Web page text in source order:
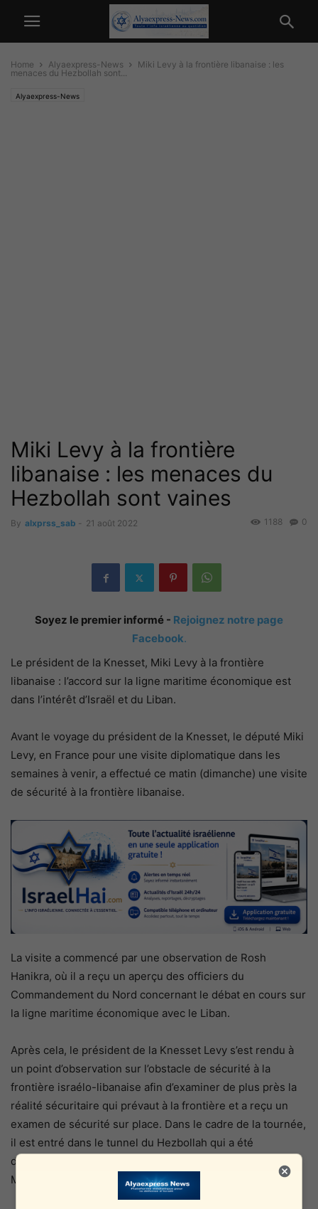
Home Alyaexpress-News
Miki Levy à la frontière libanaise : les
menaces du Hezbollah sont...
Alyaexpress-News
Miki Levy à la frontière
libanaise : les menaces du
Hezbollah sont vaines
By alxprss_sab - 21 août 2022 0
1188
Soyez le premier informé - Rejoignez notre page
Facebook.
Le président de la Knesset, Miki Levy à la frontière
libanaise : l’accord sur la ligne maritime économique est
dans l’intérêt d’Israël et du Liban.
Avant le voyage du président de la Knesset, le député Miki
Levy, en France pour une visite diplomatique dans les
semaines à venir, a effectué ce matin (dimanche) une visite
de sécurité à la frontière libanaise.
La visite a commencé par une observation de Rosh
Hanikra, où il a reçu un aperçu des officiers du
Commandement du Nord concernant le débat en cours sur
la ligne maritime économique avec le Liban.
Après cela, le président de la Knesset Levy s’est rendu à
un point d’observation sur l’obstacle de sécurité à la
frontière israélo-libanaise afin d’examiner de plus près la
réalité sécuritaire qui prévaut à la frontière et a reçu un
examen de sécurité sur place. Dans le cadre de la tournée,
il est entré dans le tunnel du Hezbollah qui a été
découvert par les forces de sécurité dans la région de
Moshav Zerait.